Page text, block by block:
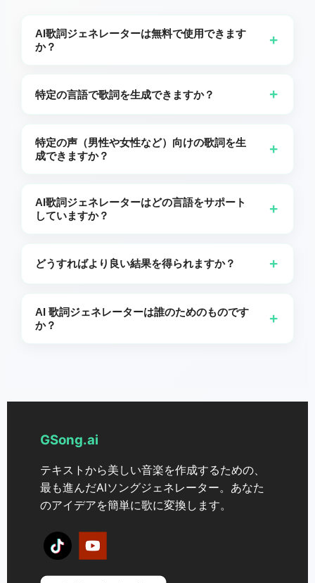
AI歌詞ジェネレーターは無料で使用できます
か？
+
ブスクライバーは無制限に利用できます。
特定の言語で歌詞を生成できますか？ +
歳の息子ハンターのための英語のバースデーソング」 — 歌詞
はその言語で生成されます。指定しない場合,歌詞はご利用の
特定の声（男性や女性など）向けの歌詞を生
成できますか？
+
えば,結婚10周年の贈り物としてドイツ語の歌詞を男性の声で
歌ってほしい場合は,説明にその旨を記載してください。私た
ちはそれに合った歌詞を生成します。
AI歌詞ジェネレーターはどの言語をサポート
していますか？
+
イ語、ロシア語、日本語、アラビア語、ポルトガル語、イタ
リア語、オランダ語、トルコ語、韓国語、簡体字中国語、繁
デン語、チェコ語、エストニア語を含む幅広い言語に対応し
ています。ご希望の言語でお気軽に探索・創作してくださ
どうすればより良い結果を得られますか？ +
し,AIが効果的に解釈できるようにシンプルでわかりやすい言
葉を使うことで,最高の歌詞を得られます。
AI 歌詞ジェネレーターは誰のためのものです
か？
+
GSong.ai
テキストから美しい音楽を作成するための、
最も進んだAIソングジェネレーター。あなた
のアイデアを簡単に歌に変換します。